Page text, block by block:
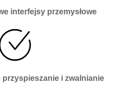
interfejsy przemysłowe
i zwalnianie